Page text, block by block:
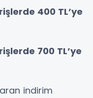
400 TL’ye
700 TL’ye
indirim